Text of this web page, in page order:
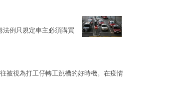
例只規定車主必須購買
被視為打工仔轉工跳槽的好時機。在疫情